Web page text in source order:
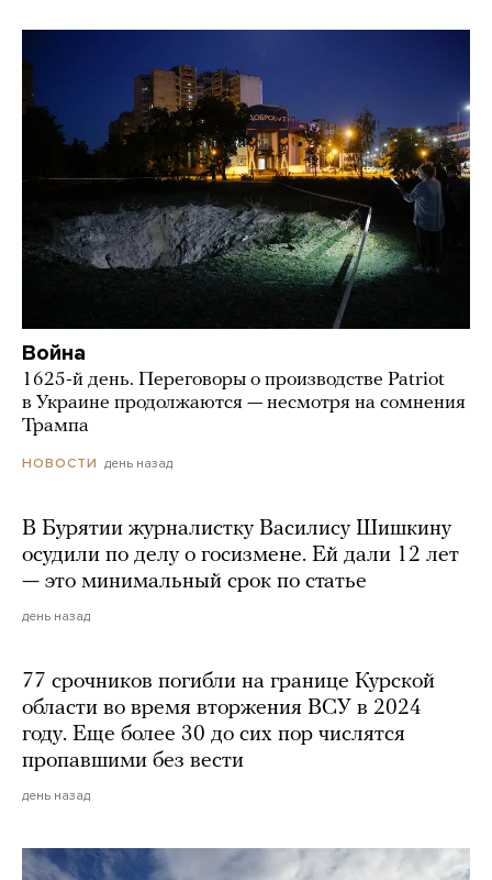
Война
1625-й день. Переговоры о производстве Patriot
в Украине продолжаются — несмотря на сомнения
Трампа
НОВОСТИ день назад
В Бурятии журналистку Василису Шишкину
осудили по делу о госизмене. Ей дали 12 лет
— это минимальный срок по статье
день назад
77 срочников погибли на границе Курской
области во время вторжения ВСУ в 2024
году. Еще более 30 до сих пор числятся
пропавшими без вести
день назад